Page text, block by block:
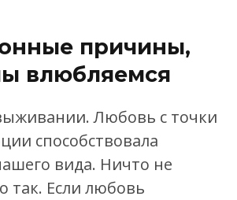
причины,
влюбляемся
Любовь с точки
способствовала
вида. Ничто не
так. Если любовь